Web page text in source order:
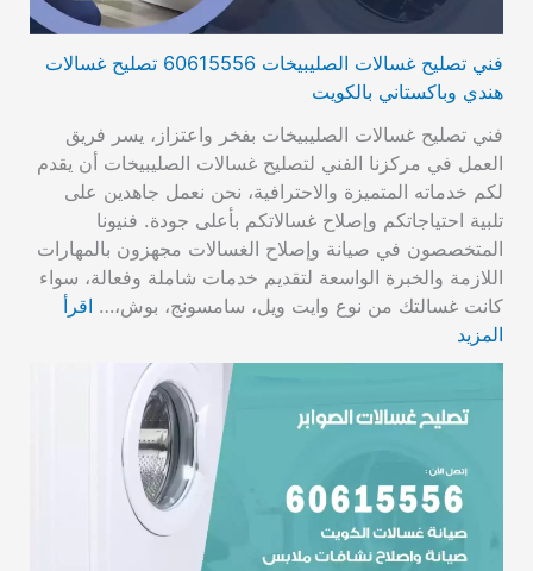
فني تصليح غسالات الصليبيخات 60615556 تصليح غسالات
هندي وباكستاني بالكويت
فني تصليح غسالات الصليبيخات بفخر واعتزاز، يسر فريق
العمل في مركزنا الفني لتصليح غسالات الصليبيخات أن يقدم
لكم خدماته المتميزة والاحترافية، نحن نعمل جاهدين على
تلبية احتياجاتكم وإصلاح غسالاتكم بأعلى جودة. فنيونا
المتخصصون في صيانة وإصلاح الغسالات مجهزون بالمهارات
اللازمة والخبرة الواسعة لتقديم خدمات شاملة وفعالة، سواء
كانت غسالتك من نوع وايت ويل، سامسونج، بوش،… اقرأ
المزيد